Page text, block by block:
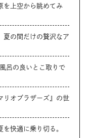
を上空から眺めてみ
夏の間だけの贅沢なア
呂の良いとこ取りで
リオブラザーズ』の世
快適に乗り切る。